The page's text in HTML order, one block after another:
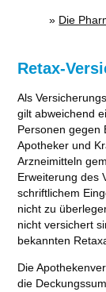
» Die
Retax-
Als
gilt abweichend
Personen gegen
Apotheker und
Arzneimitteln
Erweiterung des
schriftlichem
nicht zu
nicht versichert
bekannten
Die
die